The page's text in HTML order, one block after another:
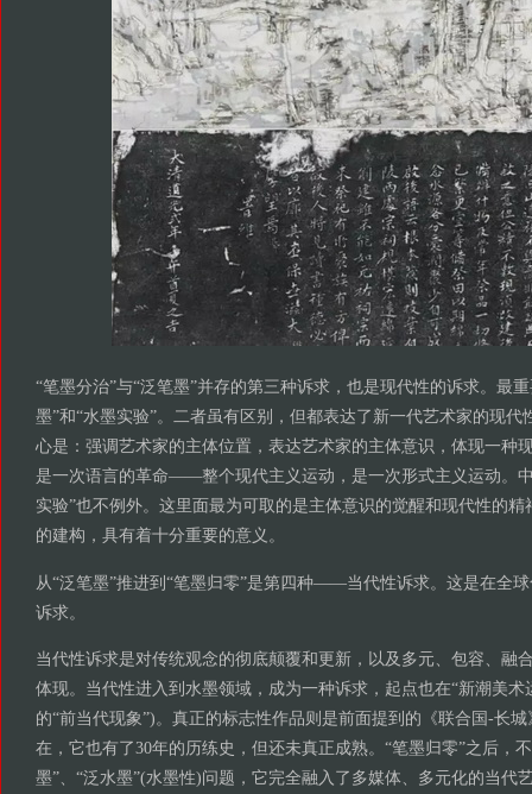
“笔墨分治”与“泛笔墨”并存的第三种诉求，也是现代性的诉求。最
墨”和“水墨实验”。二者虽有区别，但都表达了新一代艺术家的现代
心是：强调艺术家的主体位置，表达艺术家的主体意识，体现一种
是一次语言的革命——整个现代主义运动，是一次形式主义运动。
实验”也不例外。这里面最为可取的是主体意识的觉醒和现代性的
的建构，具有着十分重要的意义。
从“泛笔墨”推进到“笔墨归零”是第四种——当代性诉求。这是在全
诉求。
当代性诉求是对传统观念的彻底颠覆和更新，以及多元、包容、融
体现。当代性进入到水墨领域，成为一种诉求，起点也在“新潮美术
的“前当代现象”)。真正的标志性作品则是前面提到的《联合国-长
在，它也有了30年的历练史，但还未真正成熟。“笔墨归零”之后，
墨”、“泛水墨”(水墨性)问题，它完全融入了多媒体、多元化的当代